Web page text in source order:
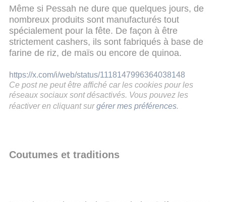
Même si Pessah ne dure que quelques jours, de
nombreux produits sont manufacturés tout
spécialement pour la fête. De façon à être
strictement cashers, ils sont fabriqués à base de
farine de riz, de maïs ou encore de quinoa.
https://x.com/i/web/status/1118147996364038148
Ce post ne peut être affiché car les cookies pour les
réseaux sociaux sont désactivés. Vous pouvez les
réactiver en cliquant sur gérer mes préférences
Coutumes et traditions